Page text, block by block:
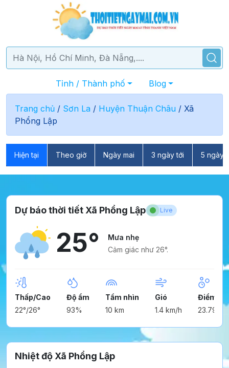
Tỉnh / Thành phố Blog
Trang chủ / Sơn La / Huyện Thuận Châu / Xã
Phổng Lập
Hiện tại Theo giờ Ngày mai 3 ngày tới 5 ngày
Dự báo thời tiết Xã Phổng Lập Live
25°
Mưa nhẹ
Cảm giác như 26°.
Thấp/Cao
22°/26°
Độ ẩm
93%
Tầm nhìn
10 km
Gió
1.4 km/h
Điểm
23.79°
Nhiệt độ Xã Phổng Lập